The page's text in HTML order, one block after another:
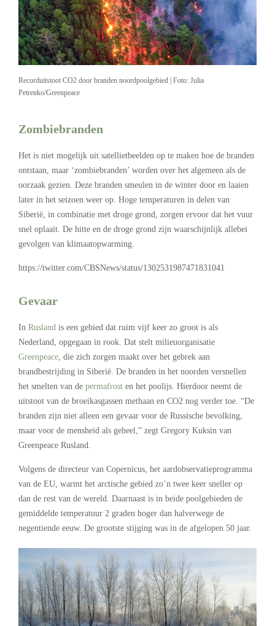
Recorduitstoot CO2 door branden noordpoolgebied | Foto: Julia
Petrenko/Greenpeace
Zombiebranden
Het is niet mogelijk uit satellietbeelden op te maken hoe de branden
ontstaan, maar ‘zombiebranden’ worden over het algemeen als de
oorzaak gezien. Deze branden smeulen in de winter door en laaien
later in het seizoen weer op. Hoge temperaturen in delen van
Siberië, in combinatie met droge grond, zorgen ervoor dat het vuur
snel oplaait. De hitte en de droge grond zijn waarschijnlijk allebei
gevolgen van klimaatopwarming.
https://twitter.com/CBSNews/status/1302531987471831041
Gevaar
In Rusland is een gebied dat ruim vijf keer zo groot is als
Nederland, opgegaan in rook. Dat stelt milieuorganisatie
Greenpeace , die zich zorgen maakt over het gebrek aan
brandbestrijding in Siberië. De branden in het noorden versnellen
het smelten van de permafrost en het poolijs. Hierdoor neemt de
uitstoot van de broeikasgassen methaan en CO2 nog verder toe. “De
branden zijn niet alleen een gevaar voor de Russische bevolking,
maar voor de mensheid als geheel,” zegt Gregory Kuksin van
Greenpeace Rusland.
Volgens de directeur van Copernicus, het aardobservatieprogramma
van de EU, warmt het arctische gebied zo’n twee keer sneller op
dan de rest van de wereld. Daarnaast is in beide poolgebieden de
gemiddelde temperatuur 2 graden hoger dan halverwege de
negentiende eeuw. De grootste stijging was in de afgelopen 50 jaar.